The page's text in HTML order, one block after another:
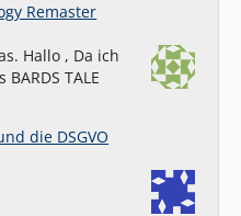
Remaster
Hallo , Da ich
TALE
die DSGVO